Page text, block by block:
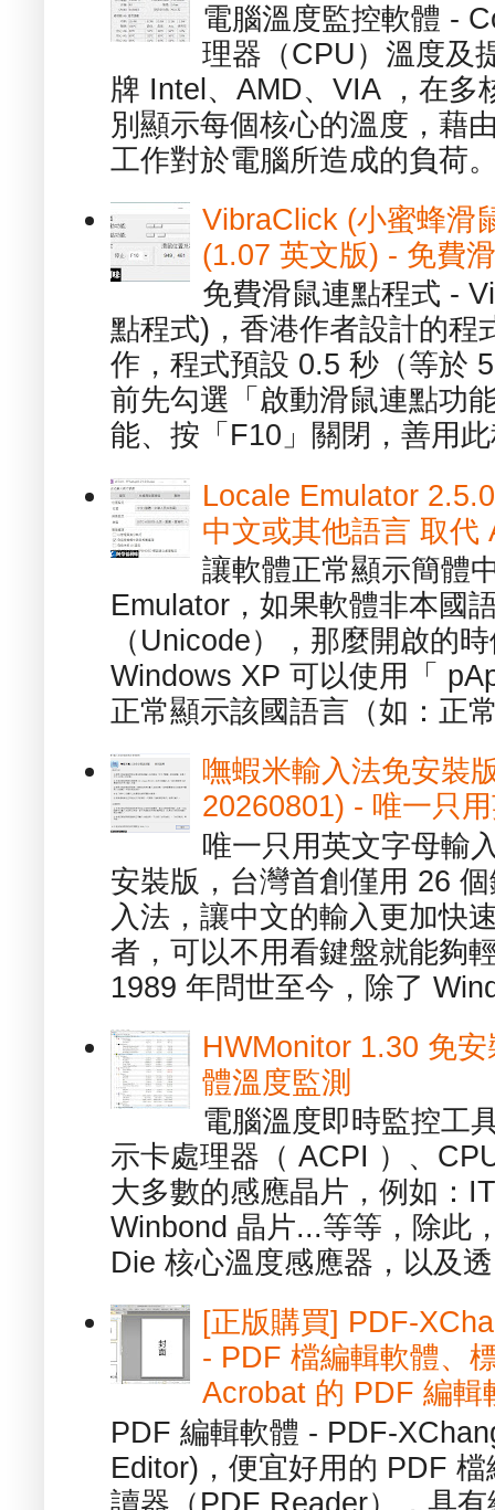
電腦溫度監控軟體 -
理器（CPU）溫度及
牌 Intel、AMD、VIA ，在多
別顯示每個核心的溫度，藉
工作對於電腦所造成的負荷
VibraClick (小蜜蜂滑
(1.07 英文版) - 免費
免費滑鼠連點程式 -
點程式)，香港作者設計的程
作，程式預設 0.5 秒（等於
前先勾選「啟動滑鼠連點功
能、按「F10」關閉，善用
Locale Emulator
中文或其他語言 取代
讓軟體正常顯示簡體
Emulator，如果軟體非本國
（Unicode），那麼開啟的
Windows XP 可以使用「
正常顯示該國語言（如：正
嘸蝦米輸入法免安裝
20260801) - 唯一只
唯一只用英文字母輸
安裝版，台灣首創僅用 26
入法，讓中文的輸入更加快
者，可以不用看鍵盤就能夠
1989 年問世至今，除了
HWMonitor 1.30 免
體溫度監測
電腦溫度即時監控工
示卡處理器（ ACPI ）、
大多數的感應晶片，例如：
Winbond 晶片...等等，除此
Die 核心溫度感應器，以及
[正版購買] PDF-
- PDF 檔編輯軟體、
Acrobat 的 PDF 編輯
PDF 編輯軟體 - PDF-
Editor)，便宜好用的 PDF
讀器（PDF Reader），具